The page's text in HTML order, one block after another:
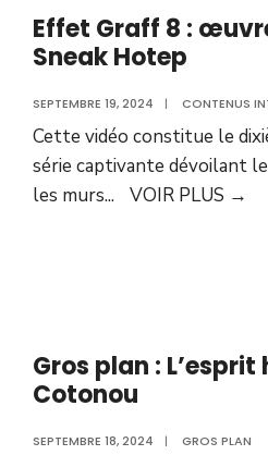
Effet Graff 8 :
Sneak Hotep
SEPTEMBRE 19, 2024 | CONTENUS
Cette vidéo constitue le
série captivante dévoilant
les murs... VOIR PLUS →
Gros plan :
Cotonou
SEPTEMBRE 18, 2024 | GROS PLAN